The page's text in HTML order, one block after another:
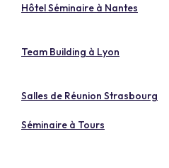
Hôtel Séminaire à Nantes
Team Building à Lyon
Salles de Réunion Strasbourg
Séminaire à Tours